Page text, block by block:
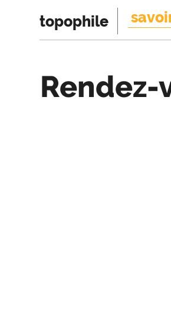
topophile
Rendez-